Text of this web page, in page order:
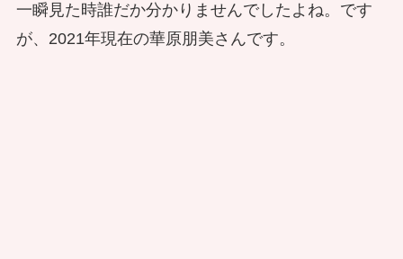
一瞬見た時誰だか分かりませんでしたよね。です
が、2021年現在の華原朋美さんです。